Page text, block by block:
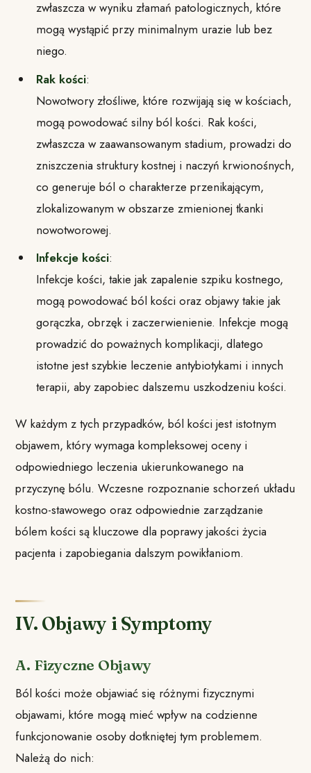
zwłaszcza w wyniku złamań patologicznych, które
mogą wystąpić przy minimalnym urazie lub bez
niego.
Rak kości:
Nowotwory złośliwe, które rozwijają się w kościach,
mogą powodować silny ból kości. Rak kości,
zwłaszcza w zaawansowanym stadium, prowadzi do
zniszczenia struktury kostnej i naczyń krwionośnych,
co generuje ból o charakterze przenikającym,
zlokalizowanym w obszarze zmienionej tkanki
nowotworowej.
Infekcje kości:
Infekcje kości, takie jak zapalenie szpiku kostnego,
mogą powodować ból kości oraz objawy takie jak
gorączka, obrzęk i zaczerwienienie. Infekcje mogą
prowadzić do poważnych komplikacji, dlatego
istotne jest szybkie leczenie antybiotykami i innych
terapii, aby zapobiec dalszemu uszkodzeniu kości.
W każdym z tych przypadków, ból kości jest istotnym
objawem, który wymaga kompleksowej oceny i
odpowiedniego leczenia ukierunkowanego na
przyczynę bólu. Wczesne rozpoznanie schorzeń układu
kostno-stawowego oraz odpowiednie zarządzanie
bólem kości są kluczowe dla poprawy jakości życia
pacjenta i zapobiegania dalszym powikłaniom.
IV. Objawy i Symptomy
A. Fizyczne Objawy
Ból kości może objawiać się różnymi fizycznymi
objawami, które mogą mieć wpływ na codzienne
funkcjonowanie osoby dotkniętej tym problemem.
Należą do nich: